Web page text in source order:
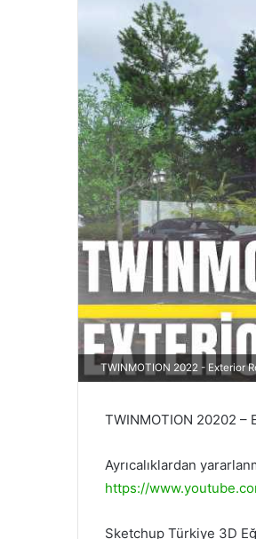
TWINMOTION 2022 - Exterior
TWINMOTION 20202 –
Ayrıcalıklardan
https://
Sketchup Türkiye 3D